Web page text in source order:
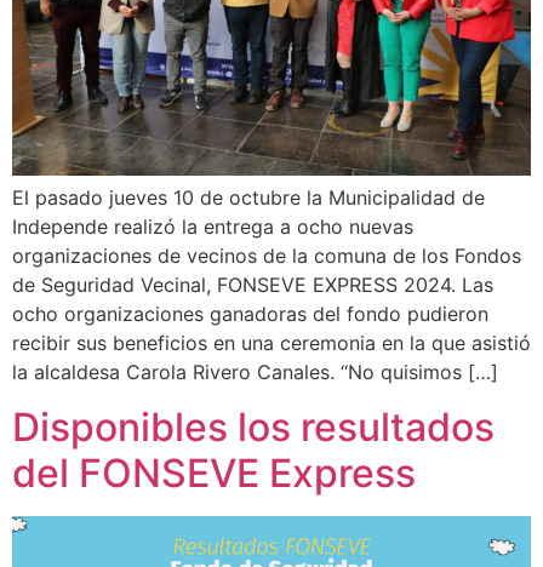
El pasado jueves 10 de octubre la Municipalidad de
Independe realizó la entrega a ocho nuevas
organizaciones de vecinos de la comuna de los Fondos
de Seguridad Vecinal, FONSEVE EXPRESS 2024. Las
ocho organizaciones ganadoras del fondo pudieron
recibir sus beneficios en una ceremonia en la que asistió
la alcaldesa Carola Rivero Canales. “No quisimos […]
Disponibles los resultados
del FONSEVE Express